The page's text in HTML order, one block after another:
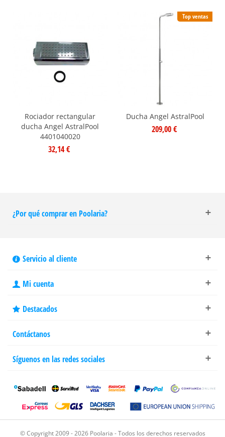
Rociador rectangular
ducha Angel AstralPool
4401040020
32,14 €
Top ventas
Ducha Angel AstralPool
209,00 €
¿Por qué comprar en Poolaria?
Servicio al cliente
Mi cuenta
Destacados
Contáctanos
Síguenos en las redes sociales
© Copyright 2009 - 2026 Poolaria - Todos los derechos reservados